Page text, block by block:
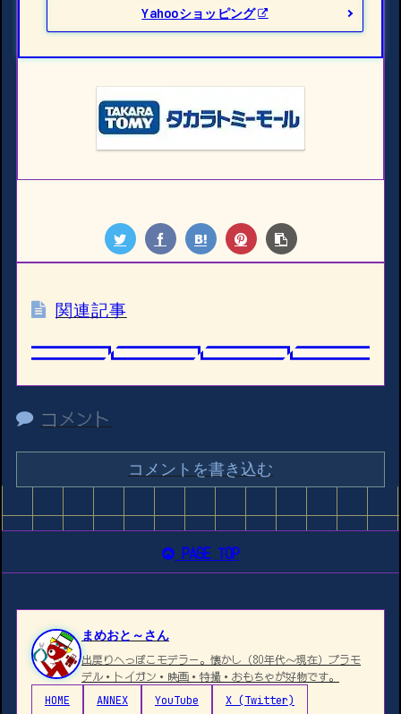
Yahooショッピング
関連記事
コメント
コメントを書き込む
PAGE TOP
まめおと～さん
出戻りへっぽこモデラー。懐かし（80年代〜現在）プラモ
デル・トイガン・映画・特撮・おもちゃが好物です。
HOME ANNEX YouTube X (Twitter)